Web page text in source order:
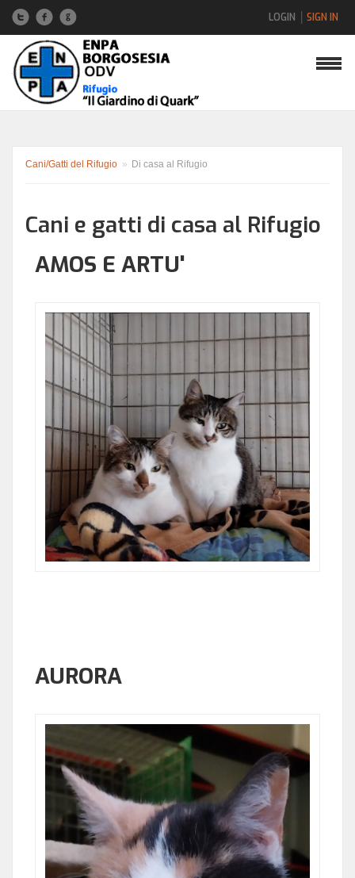
LOGIN SIGN IN
Cani/Gatti del Rifugio » Di casa al Rifugio
Cani e gatti di casa al Rifugio
AMOS E ARTU'
AURORA
Nome utente
Hai dimenticato la password?
Hai dimenticato il nome utente?